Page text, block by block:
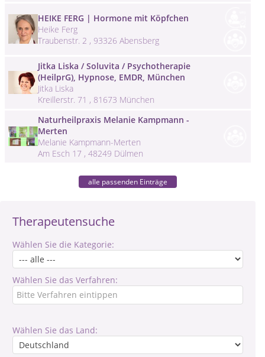
Therapeutensuche
Wählen Sie die Kategorie:
Wählen Sie das Verfahren:
Wählen Sie das Land:
HEIKE FERG | Hormone mit Köpfchen
Heike Ferg
Traubenstr. 2 , 93326 Abensberg
Jitka Liska / Soluvita / Psychotherapie
(HeilprG), Hypnose, EMDR, München
Jitka Liska
Kreillerstr. 71 , 81673 München
Naturheilpraxis Melanie Kampmann -
Merten
Melanie Kampmann-Merten
Am Esch 17 , 48249 Dülmen
alle passenden Einträge